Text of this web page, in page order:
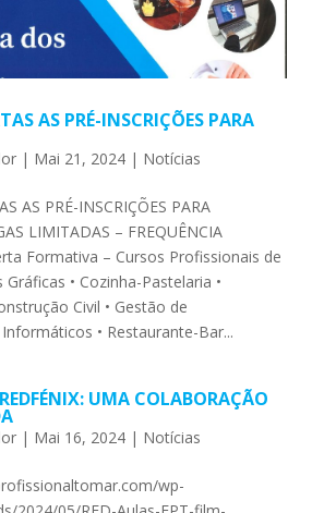
AS PRÉ-INSCRIÇÕES PARA
| Mai 21, 2024| Notícias
AS PRÉ-INSCRIÇÕES PARA
LIMITADAS – FREQUÊNCIA
Formativa – Cursos Profissionais de
Gráficas • Cozinha-Pastelaria •
Civil • Gestão de
• Restaurante-Bar...
UMA COLABORAÇÃO
| Mai 16, 2024| Notícias
wp-